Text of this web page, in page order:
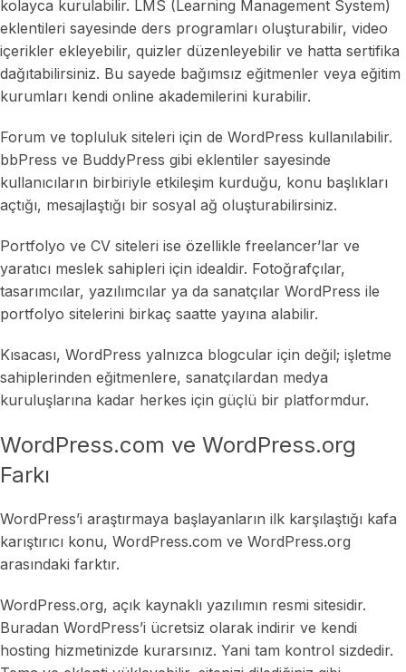
kolayca kurulabilir. LMS (Learning Management System)
eklentileri sayesinde ders programları oluşturabilir, video
içerikler ekleyebilir, quizler düzenleyebilir ve hatta sertifika
dağıtabilirsiniz. Bu sayede bağımsız eğitmenler veya eğitim
kurumları kendi online akademilerini kurabilir.
Forum ve topluluk siteleri için de WordPress kullanılabilir.
bbPress ve BuddyPress gibi eklentiler sayesinde
kullanıcıların birbiriyle etkileşim kurduğu, konu başlıkları
açtığı, mesajlaştığı bir sosyal ağ oluşturabilirsiniz.
Portfolyo ve CV siteleri ise özellikle freelancer’lar ve
yaratıcı meslek sahipleri için idealdir. Fotoğrafçılar,
tasarımcılar, yazılımcılar ya da sanatçılar WordPress ile
portfolyo sitelerini birkaç saatte yayına alabilir.
Kısacası, WordPress yalnızca blogcular için değil; işletme
sahiplerinden eğitmenlere, sanatçılardan medya
kuruluşlarına kadar herkes için güçlü bir platformdur.
WordPress.com ve WordPress.org
Farkı
WordPress’i araştırmaya başlayanların ilk karşılaştığı kafa
karıştırıcı konu, WordPress.com ve WordPress.org
arasındaki farktır.
WordPress.org, açık kaynaklı yazılımın resmi sitesidir.
Buradan WordPress’i ücretsiz olarak indirir ve kendi
hosting hizmetinizde kurarsınız. Yani tam kontrol sizdedir.